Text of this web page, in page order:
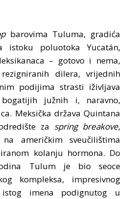
barovima Tuluma, gradića
istoku poluotoka Yucatán,
– gotovo i nema,
dilera, vrijednih
podijima strasti iživljava
južnih i, naravno,
Meksička država Quintana
za spring breakove,
američkim sveučilištima
kolanju hormona. Do
Tulum je bio seoce
kompleksa, impresivnog
imena podignutog u